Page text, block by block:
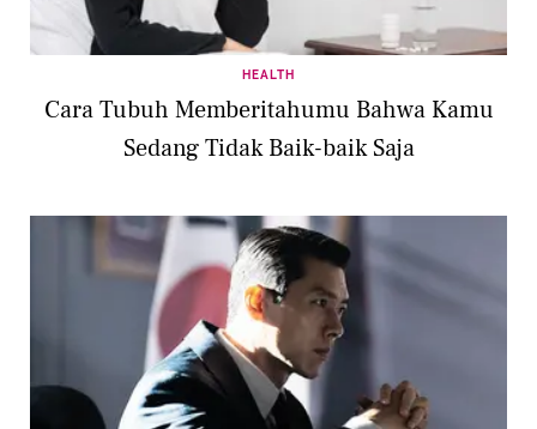
HEALTH
Cara Tubuh Memberitahumu Bahwa Kamu
Sedang Tidak Baik-baik Saja